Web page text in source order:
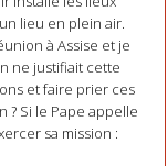
lieu en plein air.
à Assise et je
ne justifiait cette
et faire prier ces
? Si le Pape appelle
sa mission :